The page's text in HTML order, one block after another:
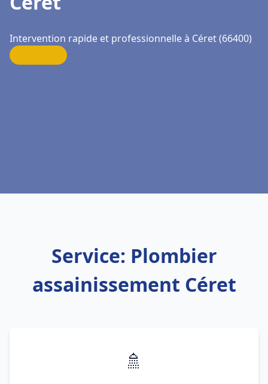
Intervention rapide et professionnelle à Céret (66400)
Service: Plombier
assainissement Céret
🚿